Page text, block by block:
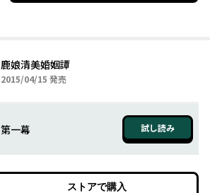
鹿娘清美婚姻譚
2015/04/15 2015年04月15日
発売
第一幕 試し読み
ストアで購入